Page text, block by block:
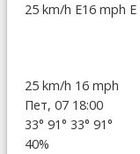
25 km/h E16 mph E
25 km/h 16 mph
Пет, 07 18:00
33° 91° 33° 91°
40%